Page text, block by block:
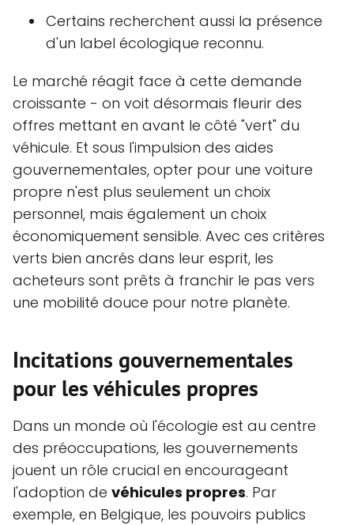
Certains recherchent aussi la présence
d'un label écologique reconnu.
Le marché réagit face à cette demande
croissante - on voit désormais fleurir des
offres mettant en avant le côté "vert" du
véhicule. Et sous l'impulsion des aides
gouvernementales, opter pour une voiture
propre n'est plus seulement un choix
personnel, mais également un choix
économiquement sensible. Avec ces critères
verts bien ancrés dans leur esprit, les
acheteurs sont prêts à franchir le pas vers
une mobilité douce pour notre planète.
Incitations gouvernementales
pour les véhicules propres
Dans un monde où l'écologie est au centre
des préoccupations, les gouvernements
jouent un rôle crucial en encourageant
l'adoption de véhicules propres. Par
exemple, en Belgique, les pouvoirs publics